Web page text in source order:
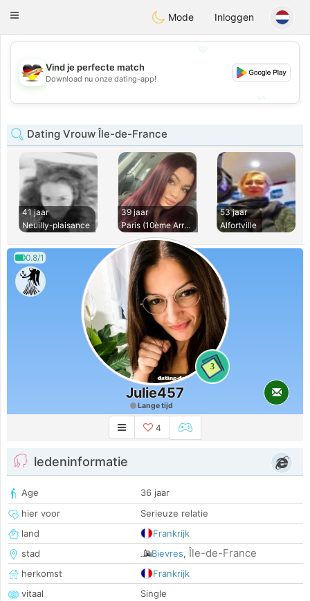
Deutsch Dating
Toggle
Mode Inloggen
💖
💕
Vind je perfecte match
Download nu onze dating-app!
Dating Vrouw Île-de-France
41 jaar
Neuilly-plaisance
39 jaar
Paris (10ème Arron
53 jaar
Alfortville
0.8/1
3
Julie457
Lange tijd
4
ledeninformatie
Age
36 jaar
hier voor
Serieuze relatie
land
Frankrijk
stad
Bievres, Île-de-France
herkomst
Frankrijk
vitaal
Single